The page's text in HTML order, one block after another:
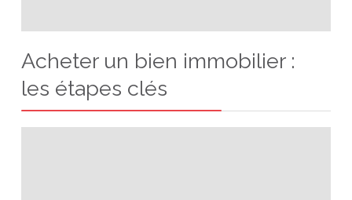
Acheter un bien immobilier :
les étapes clés